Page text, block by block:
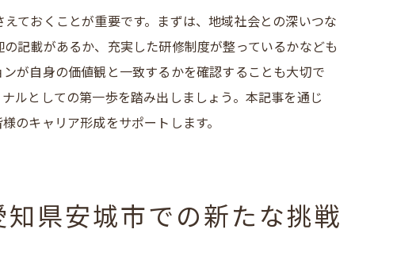
ておくことが重要です。まずは、地域社会との深いつな
記載があるか、充実した研修制度が整っているかなども
が自身の価値観と一致するかを確認することも大切で
ルとしての第一歩を踏み出しましょう。本記事を通じ
のキャリア形成をサポートします。
県安城市での新たな挑戦